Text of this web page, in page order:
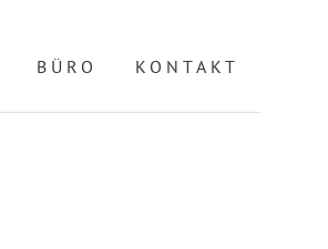
BÜRO KONTAKT